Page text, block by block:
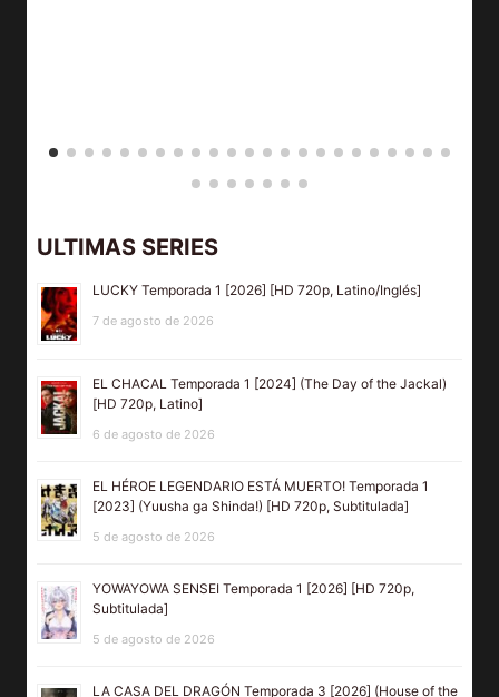
ULTIMAS SERIES
LUCKY Temporada 1 [2026] [HD 720p, Latino/Inglés]
7 de agosto de 2026
EL CHACAL Temporada 1 [2024] (The Day of the Jackal)
[HD 720p, Latino]
6 de agosto de 2026
EL HÉROE LEGENDARIO ESTÁ MUERTO! Temporada 1
[2023] (Yuusha ga Shinda!) [HD 720p, Subtitulada]
5 de agosto de 2026
YOWAYOWA SENSEI Temporada 1 [2026] [HD 720p,
Subtitulada]
5 de agosto de 2026
LA CASA DEL DRAGÓN Temporada 3 [2026] (House of the